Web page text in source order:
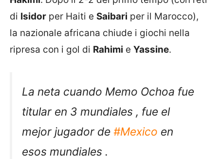
di Isidor per Haiti e Saibari per il Marocco),
la nazionale africana chiude i giochi nella
ripresa con i gol di Rahimi e Yassine.
La neta cuando Memo Ochoa fue
titular en 3 mundiales , fue el
mejor jugador de #Mexico en
esos mundiales .